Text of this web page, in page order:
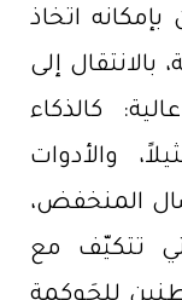
اتخاذ
إلى
كالذكاء
والأدوات
المنخفض،
تتكيّف مع